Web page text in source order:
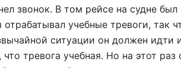
звонок. В том рейсе на судне
отрабатывал учебные тревоги, так
ситуации он должен идти
что тревога учебная. Но на этот